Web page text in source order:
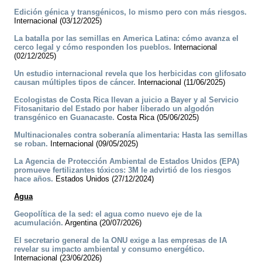
Edición génica y transgénicos, lo mismo pero con más riesgos.
Internacional (03/12/2025)
La batalla por las semillas en America Latina: cómo avanza el
cerco legal y cómo responden los pueblos. Internacional
(02/12/2025)
Un estudio internacional revela que los herbicidas con glifosato
causan múltiples tipos de cáncer. Internacional (11/06/2025)
Ecologistas de Costa Rica llevan a juicio a Bayer y al Servicio
Fitosanitario del Estado por haber liberado un algodón
transgénico en Guanacaste. Costa Rica (05/06/2025)
Multinacionales contra soberanía alimentaria: Hasta las semillas
se roban. Internacional (09/05/2025)
La Agencia de Protección Ambiental de Estados Unidos (EPA)
promueve fertilizantes tóxicos: 3M le advirtió de los riesgos
hace años. Estados Unidos (27/12/2024)
Agua
Geopolítica de la sed: el agua como nuevo eje de la
acumulación. Argentina (20/07/2026)
El secretario general de la ONU exige a las empresas de IA
revelar su impacto ambiental y consumo energético.
Internacional (23/06/2026)